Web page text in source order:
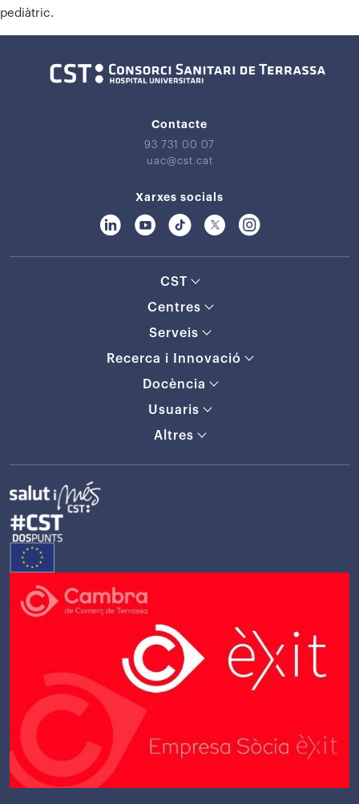
pediàtric.
Contacte
93 731 00 07
uac@cst.cat
Xarxes socials
CST
Centres
Serveis
Recerca i Innovació
Docència
Usuaris
Altres